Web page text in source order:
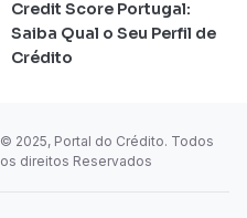
Credit Score Portugal:
Saiba Qual o Seu Perfil de
Crédito
© 2025, Portal do Crédito. Todos
os direitos Reservados